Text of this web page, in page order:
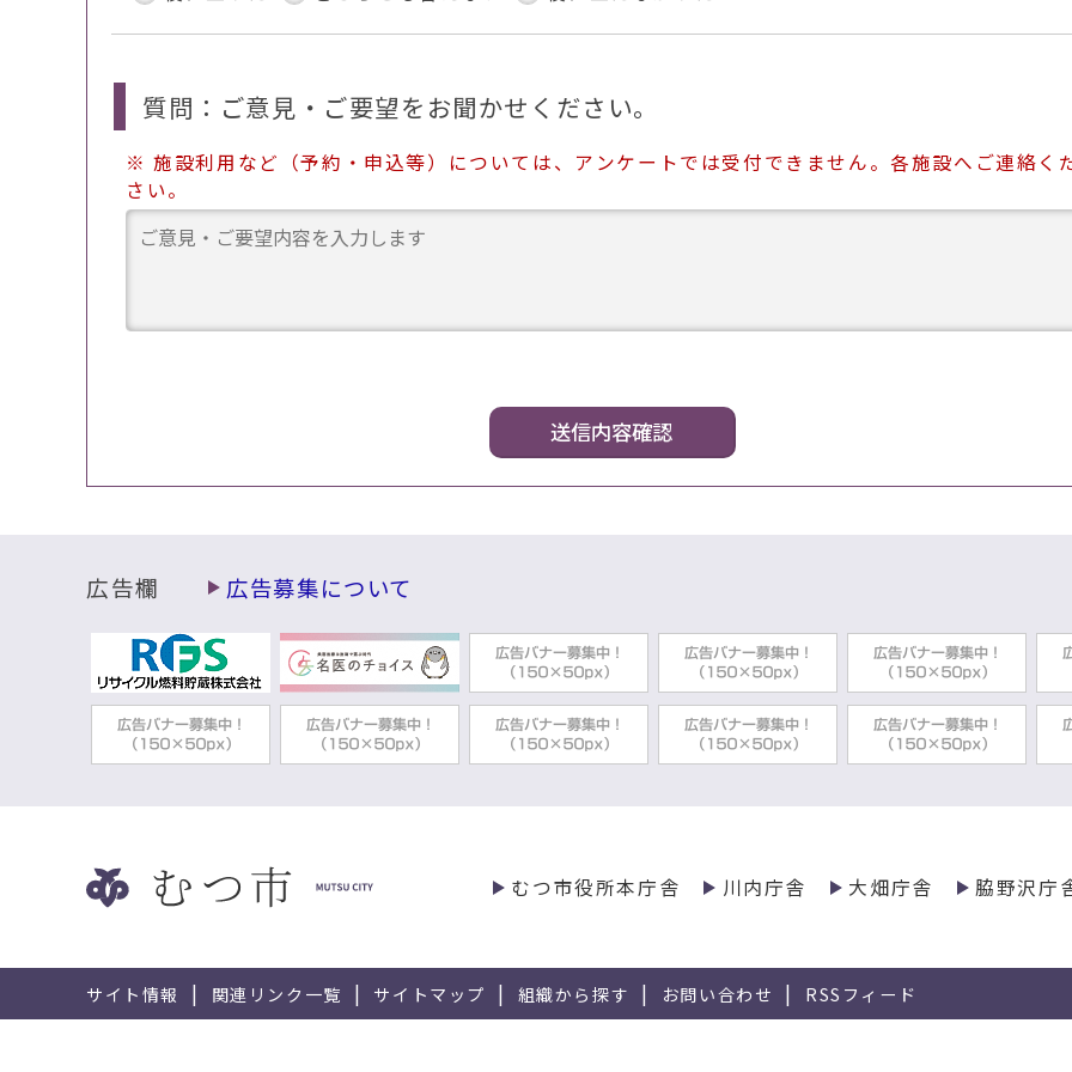
質問：ご意見・ご要望をお聞かせください。
※ 施設利用など（予約・申込等）については、アンケートでは受付できません。各施設へご連絡く
さい。
広告欄 広告募集について
むつ市役所本庁舎 川内庁舎 大畑庁舎 脇野沢庁
サイト情報 関連リンク一覧 サイトマップ 組織から探す お問い合わせ RSSフィード